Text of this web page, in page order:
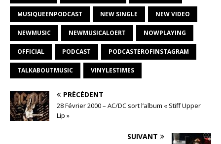
MUSIQUEENPODCAST NEW SINGLE NEW VIDEO
NEWMUSIC NEWMUSICALOERT NOWPLAYING
OFFICIAL PODCAST PODCASTEROFINSTAGRAM
TALKABOUTMUSIC VINYLESTIMES
PRÉCÉDENT
28 Février 2000 – AC/DC sort l’album « Stiff Upper
Lip »
SUIVANT